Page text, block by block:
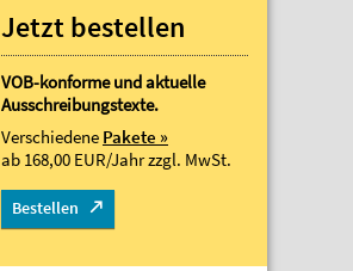
Jetzt bestellen
VOB-konforme und aktuelle
Ausschreibungstexte.
Verschiedene Pakete »
ab 168,00 EUR/Jahrzzgl. MwSt.
Bestellen